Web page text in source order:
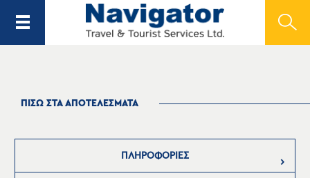
ΠΙΣΩ ΣΤΑ ΑΠΟΤΕΛΕΣΜΑΤΑ
ΠΛΗΡΟΦΟΡΙΕΣ